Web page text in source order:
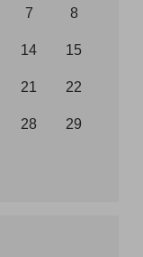
7 8
14 15
21 22
28 29